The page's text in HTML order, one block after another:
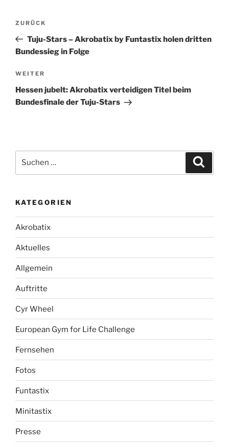
Beitragsnavigation
Vorheriger
Beitrag
ZURÜCK
Tuju-Stars – Akrobatix by Funtastix holen dritten
Bundessieg in Folge
Nächster
Beitrag
WEITER
Hessen jubelt: Akrobatix verteidigen Titel beim
Bundesfinale der Tuju-Stars
nach:
KATEGORIEN
Akrobatix
Aktuelles
Allgemein
Auftritte
Cyr Wheel
European Gym for Life Challenge
Fernsehen
Fotos
Funtastix
Minitastix
Presse